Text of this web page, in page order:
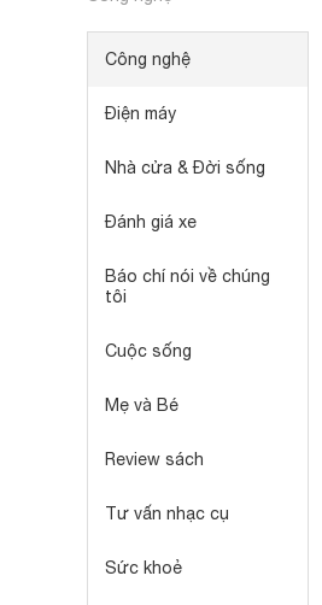
Công nghệ
Điện máy
Nhà cửa & Đời sống
Đánh giá xe
Báo chí nói về chúng
tôi
Cuộc sống
Mẹ và Bé
Review sách
Tư vấn nhạc cụ
Sức khoẻ